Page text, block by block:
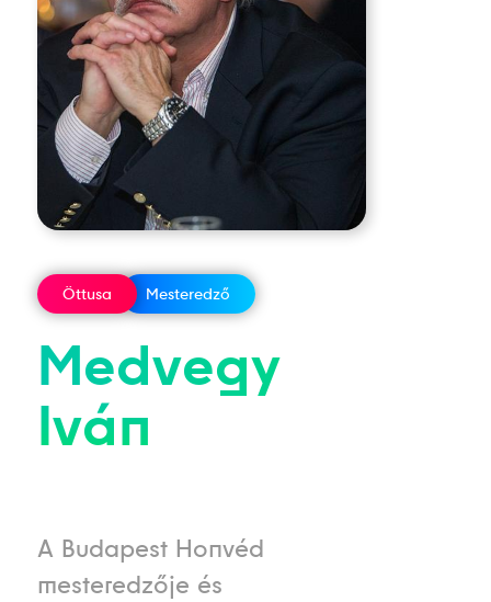
Öttusa Mesteredző
Medvegy
Iván
A Budapest Honvéd
mesteredzője és